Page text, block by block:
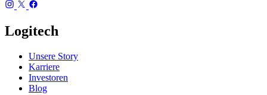
Logitech
Unsere Story
Karriere
Investoren
Blog